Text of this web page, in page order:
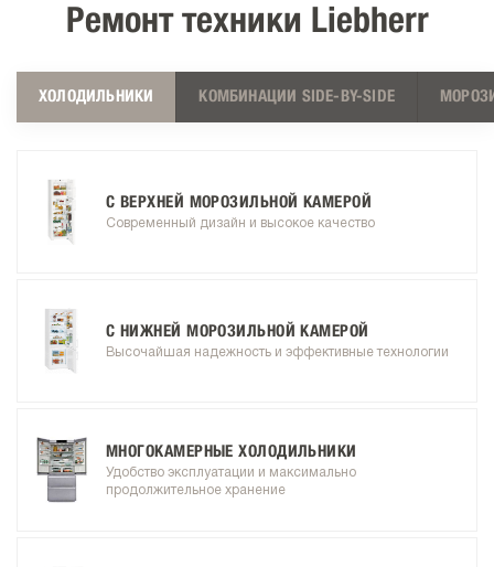
Ремонт техники Liebherr
ХОЛОДИЛЬНИКИ КОМБИНАЦИИ SIDE-BY-SIDE
С ВЕРХНЕЙ МОРОЗИЛЬНОЙ КАМЕРОЙ
Современный дизайн и высокое качество
С НИЖНЕЙ МОРОЗИЛЬНОЙ КАМЕРОЙ
Высочайшая надежность и эффективные технологии
МНОГОКАМЕРНЫЕ ХОЛОДИЛЬНИКИ
Удобство эксплуатации и максимально
продолжительное хранение